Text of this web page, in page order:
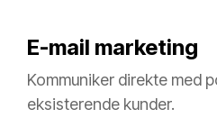
E-mail marketing
Kommuniker direkte med
eksisterende kunder.